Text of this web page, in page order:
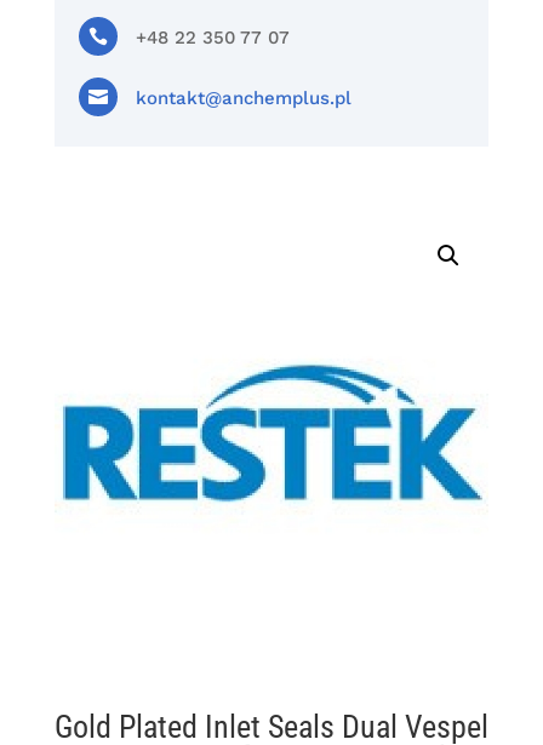
 +48 22 350 77 07
 kontakt@anchemplus.pl
Gold Plated Inlet Seals Dual Vespel